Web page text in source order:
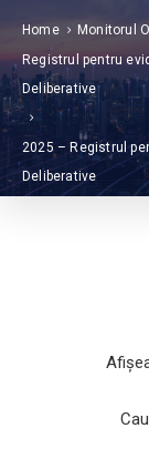
Home Monitorul
Registrul pentru
Deliberative
2025 – Registrul
Deliberative